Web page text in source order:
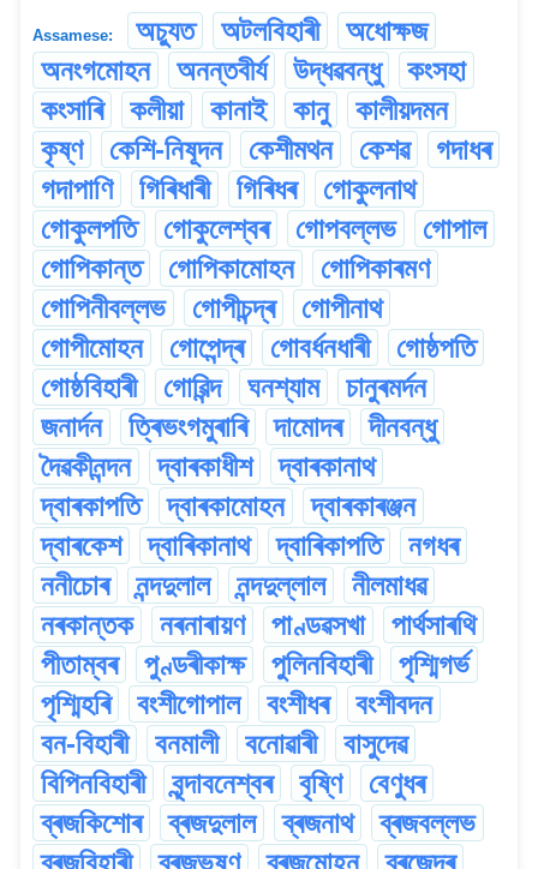
Assamese: অচ্যুত অটলবিহাৰী
অধোক্ষজ
অনংগমোহন
অনন্তবীৰ্য উদ্ধৱবন্ধু
কংসহা
কংসাৰি
কলীয়া কানাই কানু
কালীয়দমন
কৃষ্ণ
কেশি-নিষূদন কেশীমথন কেশৱ
গদাধৰ
গদাপাণি
গিৰিধাৰী গিৰিধৰ
গোকুলনাথ
গোকুলপতি
গোকুলেশ্বৰ গোপবল্লভ
গোপাল
গোপিকান্ত
গোপিকামোহন
গোপিকাৰমণ
গোপিনীবল্লভ
গোপীচন্দ্ৰ
গোপীনাথ
গোপীমোহন
গোপেন্দ্ৰ গোবৰ্ধনধাৰী
গোষ্ঠপতি
গোষ্ঠবিহাৰী
গোৱিন্দ ঘনশ্যাম
চানুৰমৰ্দন
জনাৰ্দন
ত্ৰিভংগমুৰাৰি দামোদৰ
দীনবন্ধু
দৈৱকীনন্দন
দ্বাৰকাধীশ
দ্বাৰকানাথ
দ্বাৰকাপতি
দ্বাৰকামোহন
দ্বাৰকাৰঞ্জন
দ্বাৰকেশ
দ্বাৰিকানাথ দ্বাৰিকাপতি
নগধৰ
ননীচোৰ
নন্দদুলাল নন্দদুল্লাল
নীলমাধৱ
নৰকান্তক
নৰনাৰায়ণ পাণ্ডৱসখা
পাৰ্থসাৰথি
পীতাম্বৰ
পুণ্ডৰীকাক্ষ পুলিনবিহাৰী
পৃশ্মিগৰ্ভ
পৃশ্মিহৰি
বংশীগোপাল বংশীধৰ
বংশীবদন
বন-বিহাৰী
বনমালী বনোৱাৰী
বাসুদেৱ
বিপিনবিহাৰী
বৃন্দাবনেশ্বৰ বৃষ্ণি
বেণুধৰ
ব্ৰজকিশোৰ
ব্ৰজদুলাল ব্ৰজনাথ
ব্ৰজবল্লভ